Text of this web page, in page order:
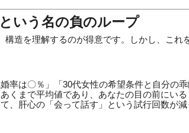
いう名の負のループ
造を理解するのが得意です。しかし、これ
率は〇％」「30代女性の希望条件と自分の
くまで平均値であり、あなたの目の前にい
、肝心の「会って話す」という試行回数が減